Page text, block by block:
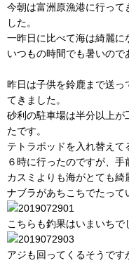
今朝は富洲原漁港に行っ
した。
一昨日に比べて海は綺麗に
いつもの時間でも暑いので
昨日は子供を鈴鹿まで送っ
てきました。
砂利の駐車場は半分以上が
たです。
テトラポッドを入れ替えて
６時に行ったのですが、手
カスミよりも海がとても綺
ナブラがあちこちでたって
こちらも釣果はいまいちで
アジも回ってくるそうです